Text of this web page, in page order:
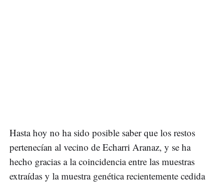
Hasta hoy no ha sido posible saber que los restos
pertenecían al vecino de Echarri Aranaz, y se ha
hecho gracias a la coincidencia entre las muestras
extraídas y la muestra genética recientemente cedida